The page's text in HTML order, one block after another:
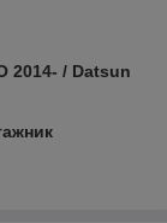
2014- / Datsun